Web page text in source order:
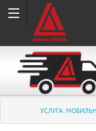
УСЛУГА: